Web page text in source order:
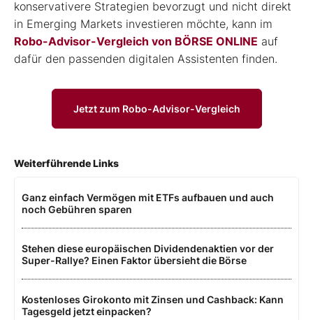
konservativere Strategien bevorzugt und nicht direkt
in Emerging Markets investieren möchte, kann im
Robo-Advisor-Vergleich von BÖRSE ONLINE auf
dafür den passenden digitalen Assistenten finden.
Jetzt zum Robo-Advisor-Vergleich
Weiterführende Links
Ganz einfach Vermögen mit ETFs aufbauen und auch
noch Gebühren sparen
Stehen diese europäischen Dividendenaktien vor der
Super-Rallye? Einen Faktor übersieht die Börse
Kostenloses Girokonto mit Zinsen und Cashback: Kann
Tagesgeld jetzt einpacken?